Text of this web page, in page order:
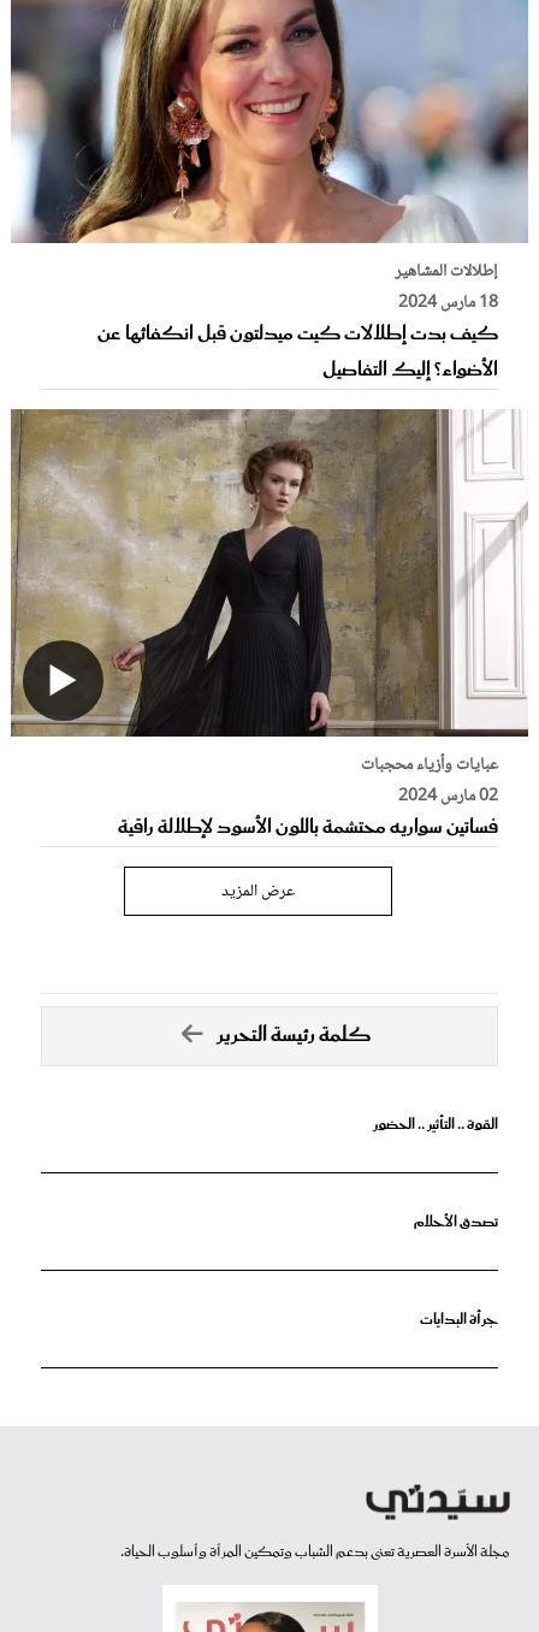
إطلالات المشاهير
18 مارس 2024
كيف بدت إطلالات كيت ميدلتون قبل انكفائها عن
الأضواء؟ إليك التفاصيل
عبايات وأزياء محجبات
02 مارس 2024
فساتين سواريه محتشمة باللون الأسود لإطلالة راقية
عرض المزيد
كلمة رئيسة التحرير
القوة .. التأثير .. الحضور
تصدق الأحلام
جرأة البدايات
مجلة الأسرة العصرية تعنى بدعم الشباب وتمكين المرأة وأسلوب الحياة.